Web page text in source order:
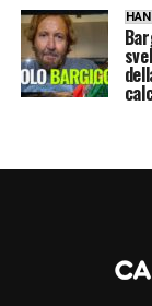
Su terreni
per suole
tacchetti, tra
aiutano a
lamellari